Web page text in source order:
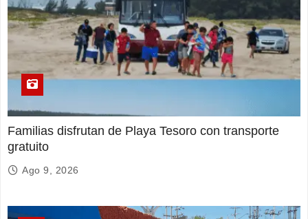
Familias disfrutan de Playa Tesoro con transporte
gratuito
Ago 9, 2026